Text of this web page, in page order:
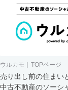
ウルカモ｜TOPページ
売り出し前の住まい
中古不動産のソーシ